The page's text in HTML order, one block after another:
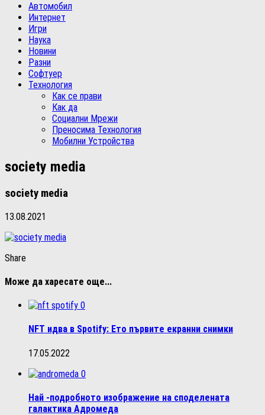
Автомобил
Интернет
Игри
Наука
Новини
Разни
Софтуер
Технология
Как се прави
Как да
Социални Мрежи
Преносима Технология
Мобилни Устройства
society media
society media
13.08.2021
Share
Може да харесате още...
0
NFT идва в Spotify: Ето първите екранни снимки
17.05.2022
0
Най -подробното изображение на споделената
галактика Адромеда